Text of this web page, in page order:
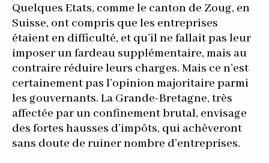
Quelques Etats, comme le canton de Zoug, en
Suisse, ont compris que les entreprises
étaient en difficulté, et qu’il ne fallait pas leur
imposer un fardeau supplémentaire, mais au
contraire réduire leurs charges. Mais ce n’est
certainement pas l’opinion majoritaire parmi
les gouvernants. La Grande-Bretagne, très
affectée par un confinement brutal, envisage
des fortes hausses d’impôts, qui achèveront
sans doute de ruiner nombre d’entreprises.